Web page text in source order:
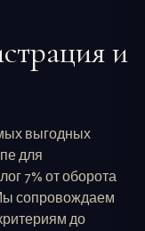
и
выгодных
для
7% от оборота
сопровождаем
до